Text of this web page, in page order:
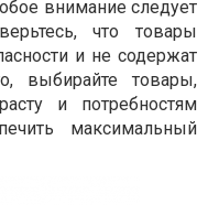
внимание следует
что товары
и не содержат
выбирайте товары,
и потребностям
максимальный